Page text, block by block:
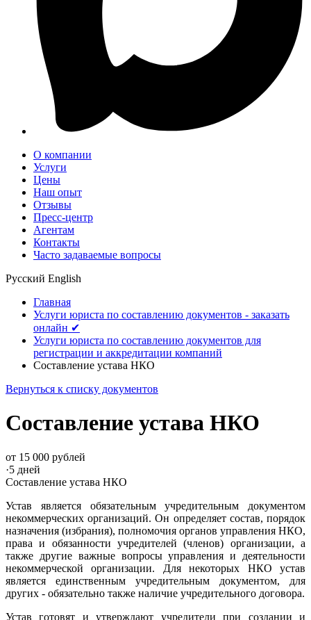
О компании
Услуги
Цены
Наш опыт
Отзывы
Пресс-центр
Агентам
Контакты
Часто задаваемые вопросы
Русский English
Главная
Услуги юриста по составлению документов - заказать
онлайн ✔
Услуги юриста по составлению документов для
регистрации и аккредитации компаний
Составление устава НКО
Вернуться к списку документов
Составление устава НКО
от 15 000 рублей
·5 дней
Составление устава НКО
Устав является обязательным учредительным документом
некоммерческих организаций. Он определяет состав, порядок
назначения (избрания), полномочия органов управления НКО,
права и обязанности учредителей (членов) организации, а
также другие важные вопросы управления и деятельности
некоммерческой организации. Для некоторых НКО устав
является единственным учредительным документом, для
других - обязательно также наличие учредительного договора.
Устав готовят и утверждают учредители при создании и